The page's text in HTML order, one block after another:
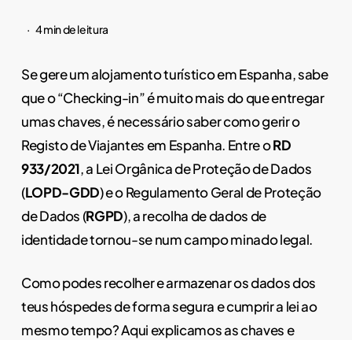
4 min de leitura
Se gere um alojamento turístico em Espanha, sabe
que o “Checking-in” é muito mais do que entregar
umas chaves, é necessário saber como gerir o
Registo de Viajantes em Espanha. Entre oRD
933/2021, a Lei Orgânica de Proteção de Dados
(LOPD-GDD) e o Regulamento Geral de Proteção
de Dados (RGPD), a recolha de dados de
identidade tornou-se num campo minado legal.
Como podes recolher e armazenar os dados dos
teus hóspedes de forma segura e cumprir a lei ao
mesmo tempo? Aqui explicamos as chaves e